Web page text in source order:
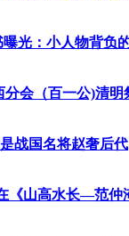
光：小人物背负
分会（百一公)清明
战国名将赵奢后代
山高水长—范仲